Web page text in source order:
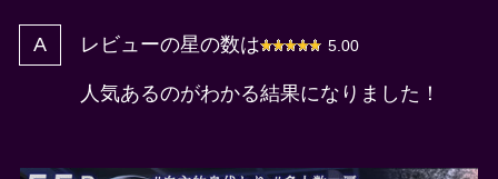
レビューの星の数は 5.00
人気あるのがわかる結果になりました！